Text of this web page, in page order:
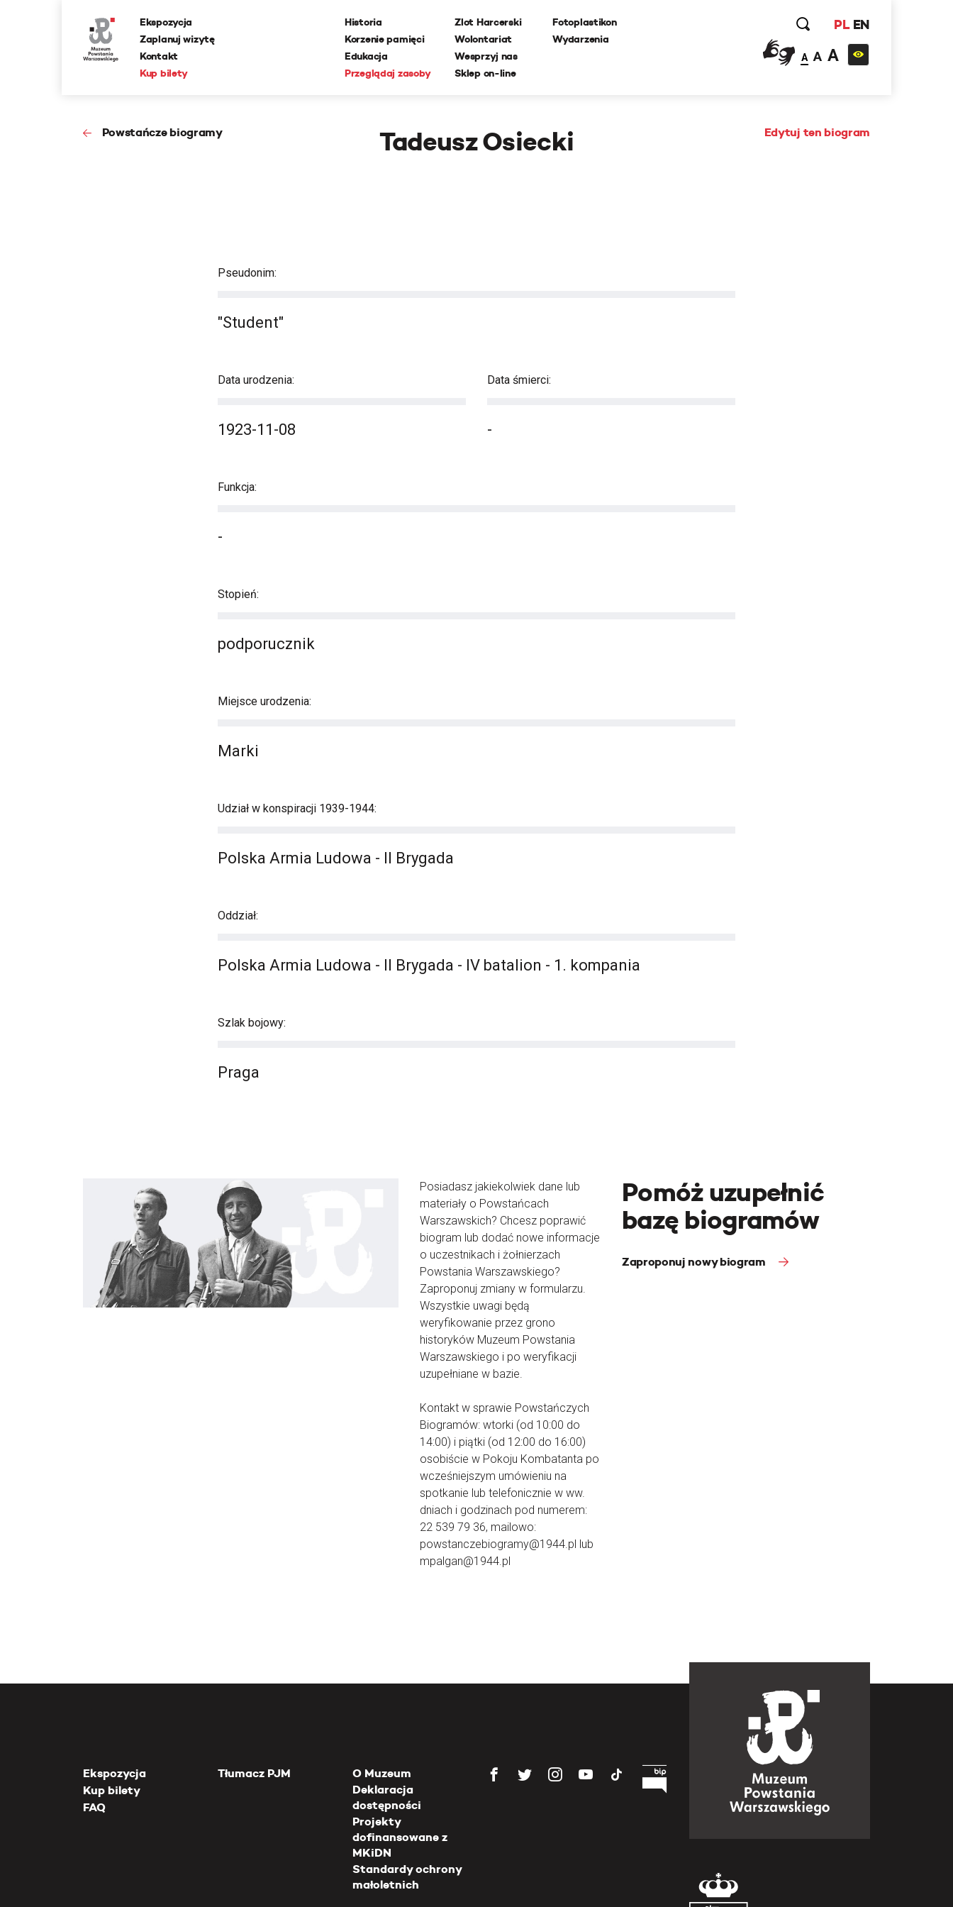
Ekspozycja
Zaplanuj wizytę
Kontakt
Kup bilety
Historia
Korzenie pamięci
Edukacja
Przeglądaj zasoby
Zlot Harcerski
Wolontariat
Wesprzyj nas
Sklep on-line
Fotoplastikon
Wydarzenia
PL EN
A A A
Powstańcze biogramy Edytuj ten biogram
Tadeusz Osiecki
Pseudonim:
"Student"
Data urodzenia:
1923-11-08
Data śmierci:
-
Funkcja:
-
Stopień:
podporucznik
Miejsce urodzenia:
Marki
Udział w konspiracji 1939-1944:
Polska Armia Ludowa - II Brygada
Oddział:
Polska Armia Ludowa - II Brygada - IV batalion - 1. kompania
Szlak bojowy:
Praga
Posiadasz jakiekolwiek dane lub
materiały o Powstańcach
Warszawskich? Chcesz poprawić
biogram lub dodać nowe informacje
o uczestnikach i żołnierzach
Powstania Warszawskiego?
Zaproponuj zmiany w formularzu.
Wszystkie uwagi będą
weryfikowanie przez grono
historyków Muzeum Powstania
Warszawskiego i po weryfikacji
uzupełniane w bazie.
Kontakt w sprawie Powstańczych
Biogramów: wtorki (od 10:00 do
14:00) i piątki (od 12:00 do 16:00)
osobiście w Pokoju Kombatanta po
wcześniejszym umówieniu na
spotkanie lub telefonicznie w ww.
dniach i godzinach pod numerem:
22 539 79 36, mailowo:
powstanczebiogramy@1944.pl lub
mpalgan@1944.pl
Pomóż uzupełnić
bazę biogramów
Zaproponuj nowy biogram
Ekspozycja
Kup bilety
FAQ
Tłumacz PJM
O Muzeum
Deklaracja
dostępności
Projekty
dofinansowane z
MKiDN
Standardy ochrony
małoletnich